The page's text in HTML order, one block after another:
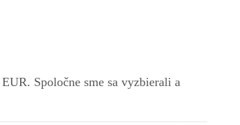
Spoločne sme sa vyzbierali a